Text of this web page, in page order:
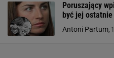
Poruszający
być jej ostatnie
Antoni Partum,